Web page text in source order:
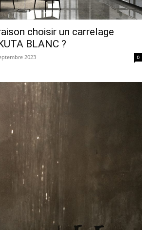
choisir un carrelage
BLANC ?
2023 0